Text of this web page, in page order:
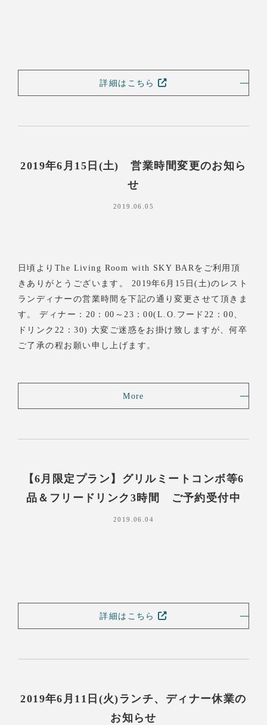
詳細はこちら
2019年6月15日(土) 営業時間変更のお知ら
せ
2019.06.05
日頃よりThe Living Room with SKY BARをご利用頂
きありがとうございます。 2019年6月15日(土)のレスト
ランディナーの営業時間を下記の通り変更させて頂きま
す。 ディナー：20：00～23：00(L.O.フード22：00、
ドリンク22：30) 大変ご迷惑をお掛け致しますが、何卒
ご了承の程お願い申し上げます。
More
【6月限定プラン】グリルミートコンボ等6
品＆フリードリンク3時間 ご予約受付中
2019.06.04
詳細はこちら
2019年6月11日(火)ランチ、ディナー休業の
お知らせ